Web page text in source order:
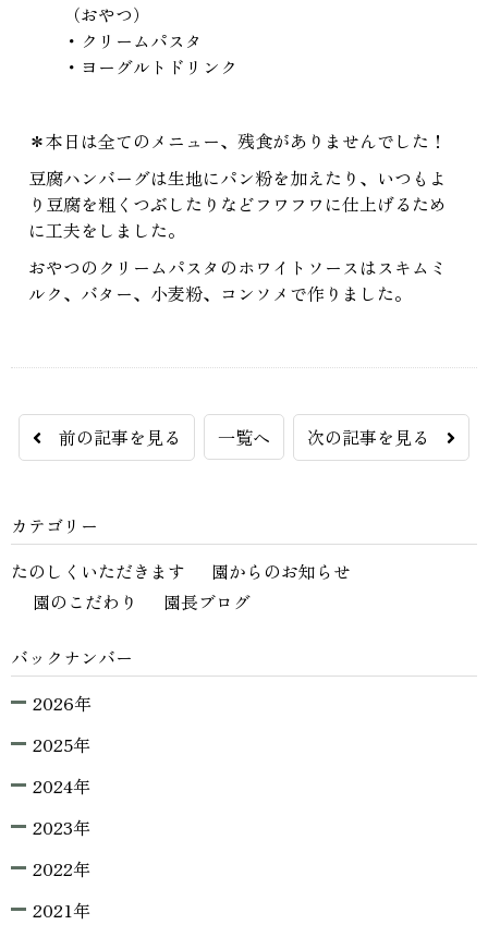
（おやつ）
・クリームパスタ
・ヨーグルトドリンク
＊本日は全てのメニュー、残食がありませんでした！
豆腐ハンバーグは生地にパン粉を加えたり、いつもよ
り豆腐を粗くつぶしたりなどフワフワに仕上げるため
に工夫をしました。
おやつのクリームパスタのホワイトソースはスキムミ
ルク、バター、小麦粉、コンソメで作りました。
前の記事を見る 一覧へ 次の記事を見る
カテゴリー
たのしくいただきます
園からのお知らせ
園のこだわり
園長ブログ
バックナンバー
2026年
2025年
2024年
2023年
2022年
2021年